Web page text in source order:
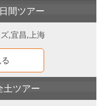
間ツアー
,宜昌,上海
土ツアー